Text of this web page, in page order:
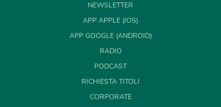
NEWSLETTER
APP APPLE (IOS)
APP GOOGLE (ANDROID)
RADIO
PODCAST
RICHIESTA TITOLI
CORPORATE